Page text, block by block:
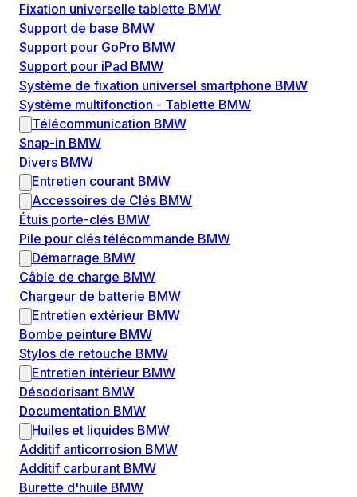
Fixation universelle tablette BMW
Support de base BMW
Support pour GoPro BMW
Support pour iPad BMW
Système de fixation universel smartphone BMW
Système multifonction - Tablette BMW
Télécommunication BMW
Snap-in BMW
Divers BMW
Entretien courant BMW
Accessoires de Clés BMW
Étuis porte-clés BMW
Pile pour clés télécommande BMW
Démarrage BMW
Câble de charge BMW
Chargeur de batterie BMW
Entretien extérieur BMW
Bombe peinture BMW
Stylos de retouche BMW
Entretien intérieur BMW
Désodorisant BMW
Documentation BMW
Huiles et liquides BMW
Additif anticorrosion BMW
Additif carburant BMW
Burette d'huile BMW